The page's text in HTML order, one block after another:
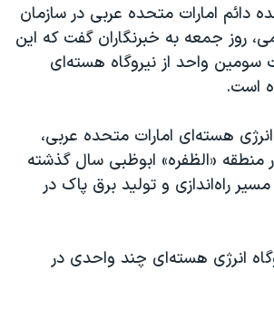
۹۸
نوبل صلح
دائم امارات متحده عربی در سازمان
روز جمعه به خبرنگاران گفت که این
واحد از نیروگاه هسته‌ای
است.
انرژی هسته‌ای امارات متحده عربی،
«الظفره» ابوظبی سال گذشته
راه‌اندازی و تولید برق پاک در
انرژی هسته‌ای چند واحدی در